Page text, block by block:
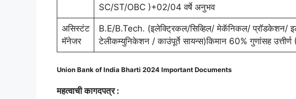
SC/ST/OBC )+02/04 वर्षे अनुभव
असिस्टंट
मॅनेजर
B.E/B.Tech. (इलेक्ट्रिकल/सिव्हिल/ मेकॅनिकल/ प्रॉडकेशन/
टेलीकम्युनिकेशन / काउंपूर्ते सायन्स)किमान 60% गुणांसह
Union Bank of India Bharti 2024 Important Documents
महत्वाची कागदपत्र :